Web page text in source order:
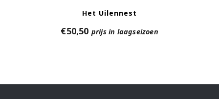
Het Uilennest
€50,50 prijs in laagseizoen